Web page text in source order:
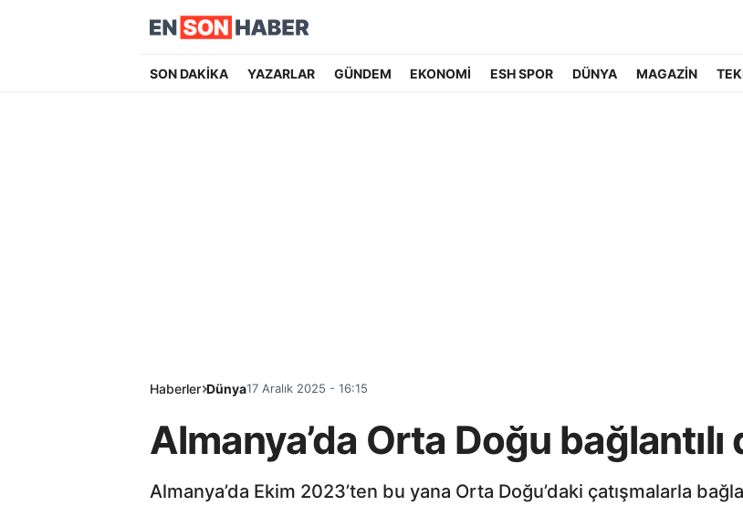
SON DAKİKA YAZARLAR GÜNDEM EKONOMİ ESH SPOR DÜNYA MAGAZİN
Haberler Dünya17 Aralık 2025 - 16:15
Almanya’da Orta Doğu
Almanya’da Ekim 2023’ten bu yana Orta Doğu’daki çatışmalarla